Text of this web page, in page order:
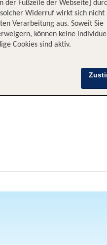
Lage Bewertungen
der Fußzeile der Webseite]
Widerruf wirkt sich nicht
Verarbeitung aus. Soweit Sie
können keine
Cookies sind aktiv.